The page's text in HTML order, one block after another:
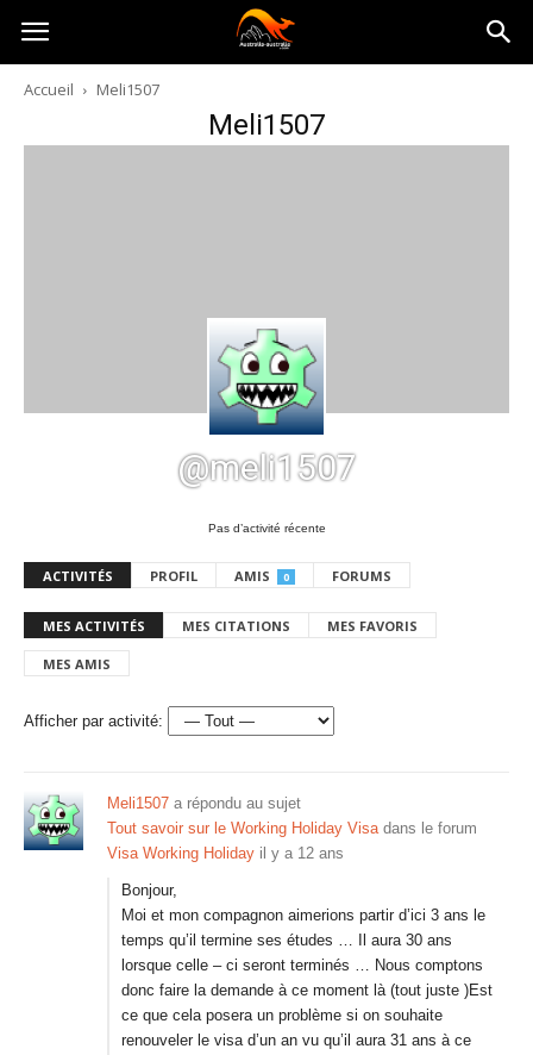
Australia-
australie.com
Accueil Meli1507
Meli1507
@meli1507
Pas d’activité récente
ACTIVITÉS PROFIL AMIS 0 FORUMS
MES ACTIVITÉS MES CITATIONS MES FAVORIS
MES AMIS
Afficher par activité:
Meli1507 a répondu au sujet
Tout savoir sur le Working Holiday Visadans le forum
Visa Working Holiday il y a 12 ans
Bonjour,
Moi et mon compagnon aimerions partir d’ici 3 ans le
temps qu’il termine ses études … Il aura 30 ans
lorsque celle – ci seront terminés … Nous comptons
donc faire la demande à ce moment là (tout juste )Est
ce que cela posera un problème si on souhaite
renouveler le visa d’un an vu qu’il aura 31 ans à ce